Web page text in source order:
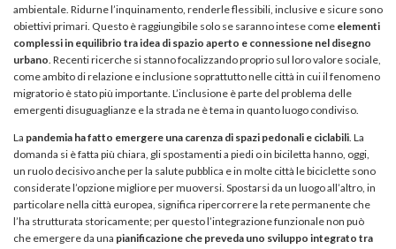
ambientale. Ridurne l’inquinamento, renderle flessibili, inclusive e sicure sono
obiettivi primari. Questo è raggiungibile solo se saranno intese come elementi
complessi in equilibrio tra idea di spazio aperto e connessione nel disegno
urbano. Recenti ricerche si stanno focalizzando proprio sul loro valore sociale,
come ambito di relazione e inclusione soprattutto nelle città in cui il fenomeno
migratorio è stato più importante. L’inclusione è parte del problema delle
emergenti disuguaglianze e la strada ne è tema in quanto luogo condiviso.
La pandemia ha fatto emergere una carenza di spazi pedonali e ciclabili. La
domanda si è fatta più chiara, gli spostamenti a piedi o in biciletta hanno, oggi,
un ruolo decisivo anche per la salute pubblica e in molte città le biciclette sono
considerate l’opzione migliore per muoversi. Spostarsi da un luogo all’altro, in
particolare nella città europea, significa ripercorrere la rete permanente che
l’ha strutturata storicamente; per questo l’integrazione funzionale non può
che emergere da una pianificazione che preveda uno sviluppo integrato tra